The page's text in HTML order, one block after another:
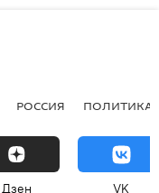
РОССИЯ ПОЛИТИКА
Дзен VK